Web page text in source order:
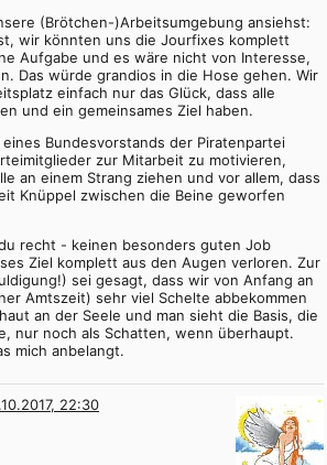
(Brötchen-)Arbeitsumgebung ansiehst:
wir könnten uns die Jourfixes komplett
Aufgabe und es wäre nicht von Interesse,
Das würde grandios in die Hose gehen. Wir
einfach nur das Glück, dass alle
und ein gemeinsames Ziel haben.
Bundesvorstands der Piratenpartei
zur Mitarbeit zu motivieren,
an einem Strang ziehen und vor allem, dass
Knüppel zwischen die Beine geworfen
recht - keinen besonders guten Job
Ziel komplett aus den Augen verloren. Zur
sei gesagt, dass wir von Anfang an
Amtszeit) sehr viel Schelte abbekommen
an der Seele und man sieht die Basis, die
nur noch als Schatten, wenn überhaupt.
mich anbelangt.
22:30